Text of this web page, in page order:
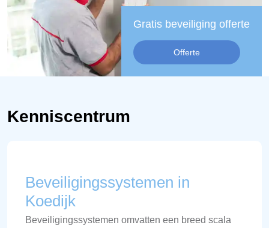
Gratis beveiliging offerte
Offerte
Kenniscentrum
Beveiligingssystemen in
Koedijk
Beveiligingssystemen omvatten een breed scala